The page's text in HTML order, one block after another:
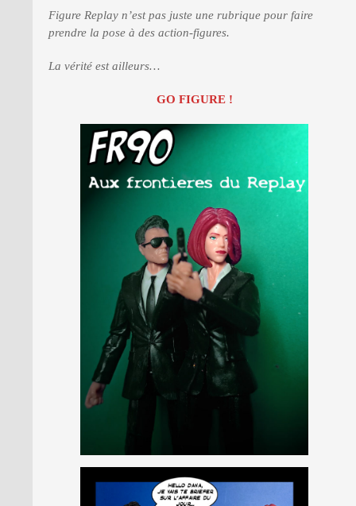
Figure Replay n’est pas juste une rubrique pour faire
prendre la pose à des action-figures.
La vérité est ailleurs…
GO FIGURE !